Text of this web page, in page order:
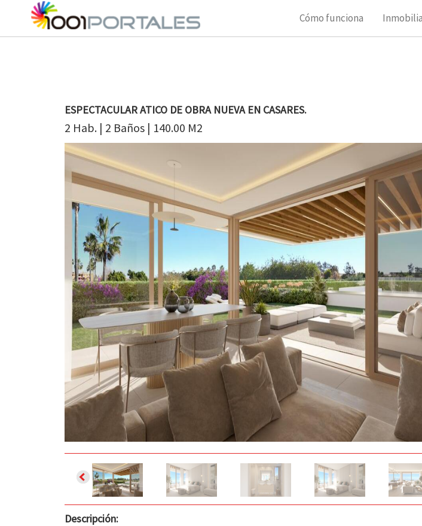
Cómo funciona
ESPECTACULAR ATICO DE OBRA NUEVA EN CASARES.
2 Hab. | 2 Baños | 140.00 M2
Descripción: